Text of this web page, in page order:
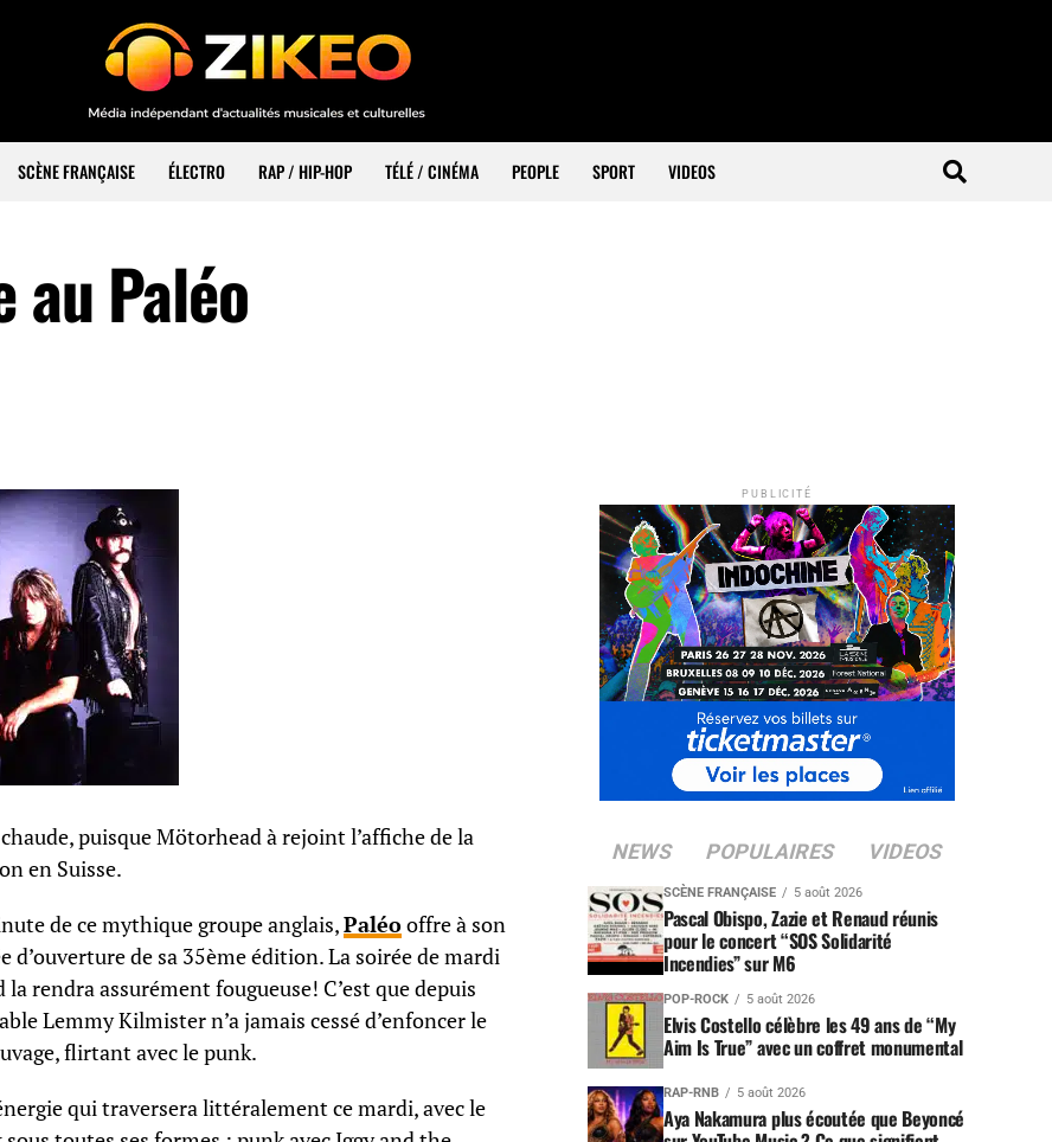
SCÈNE FRANÇAISE ÉLECTRO RAP / HIP-HOP TÉLÉ / CINÉMA PEOPLE SPORT VIDEOS
au Paléo
puisque Mötorhead à rejoint l’affiche de la
en Suisse.
de ce mythique groupe anglais,Paléooffre à son
de sa 35ème édition. La soirée de mardi
rendra assurément fougueuse! C’est que depuis
Lemmy Kilmister n’a jamais cessé d’enfoncer le
flirtant avec le punk.
qui traversera littéralement ce mardi, avec le
PUBLICITÉ
NEWS POPULAIRES VIDEOS
SCÈNE FRANÇAISE 5 août 2026
Pascal Obispo, Zazie et Renaud réunis
pour le concert “SOS Solidarité
Incendies” sur M6
POP-ROCK 5 août 2026
Elvis Costello célèbre les 49 ans de “My
Aim Is True” avec un coffret monumental
RAP-RNB 5 août 2026
Aya Nakamura plus écoutée que Beyoncé